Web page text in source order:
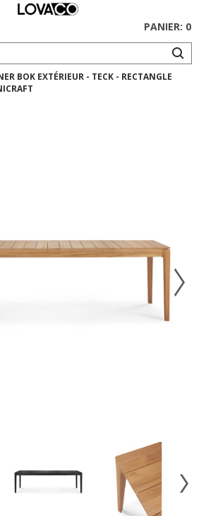
PANIER: 0
BOK EXTÉRIEUR - TECK - RECTANGLE